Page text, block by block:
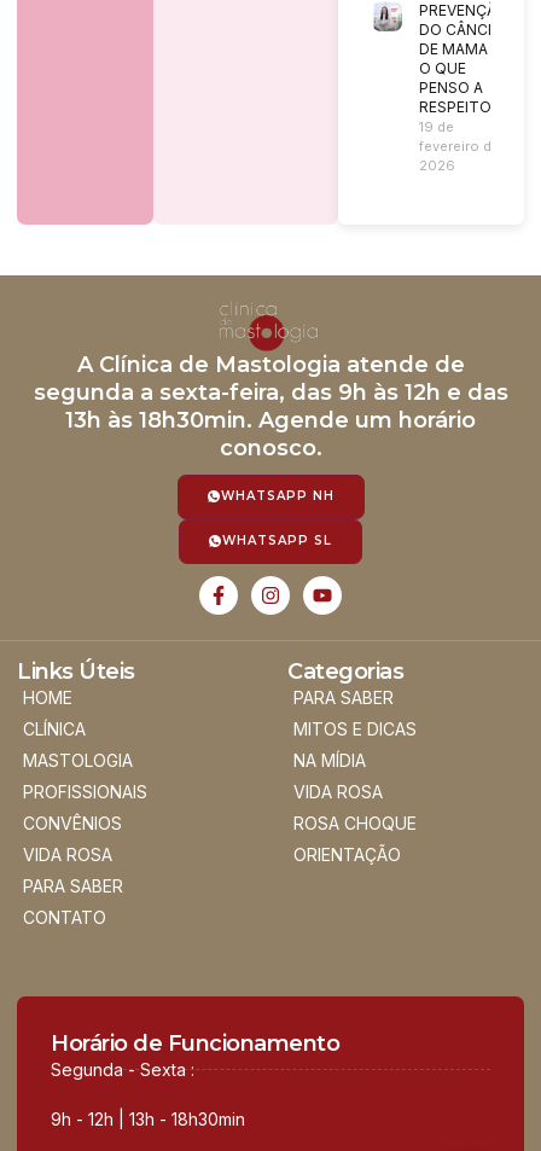
PREVENÇÃO
DO CÂNCER
DE MAMA |
O QUE
PENSO A
RESPEITO?
19 de
fevereiro de
2026
A Clínica de Mastologia atende de
segunda a sexta-feira, das 9h às 12h e das
13h às 18h30min. Agende um horário
conosco.
WHATSAPP NH
WHATSAPP SL
Links Úteis
HOME
CLÍNICA
MASTOLOGIA
PROFISSIONAIS
CONVÊNIOS
VIDA ROSA
PARA SABER
CONTATO
Categorias
PARA SABER
MITOS E DICAS
NA MÍDIA
VIDA ROSA
ROSA CHOQUE
ORIENTAÇÃO
Horário de Funcionamento
Segunda - Sexta :
9h - 12h | 13h - 18h30min